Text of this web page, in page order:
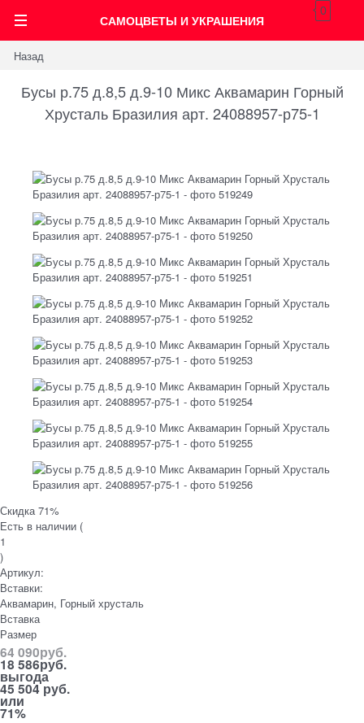
САМОЦВЕТЫ И УКРАШЕНИЯ
0
Назад
Бусы р.75 д.8,5 д.9-10 Микс Аквамарин Горный
Хрусталь Бразилия арт. 24088957-р75-1
Скидка 71%
Есть в наличии (
1
)
Артикул:
Вставки:
Аквамарин, Горный хрусталь
Вставка
Размер
64 090руб.
18 586руб.
выгода
45 504 руб.
или
71%